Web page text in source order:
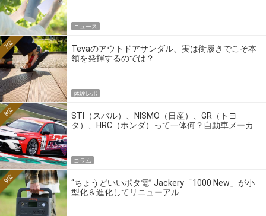
ニュース
Tevaのアウトドアサンダル、実は街履きでこそ本
領を発揮するのでは？
7位
体験レポ
STI（スバル）、NISMO（日産）、GR（トヨ
タ）、HRC（ホンダ）って一体何？自動車メーカ
8位
コラム
“ちょうどいいポタ電” Jackery「1000 New」が小
型化＆進化してリニューアル
9位